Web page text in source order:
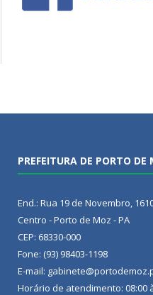
PREFEITURA DE PORTO DE
End.: Rua 19 de Novembro,
Centro - Porto de Moz - PA
CEP: 68330-000
Fone: (93) 98403-1198
E-mail:
Horário de atendimento: 08:00